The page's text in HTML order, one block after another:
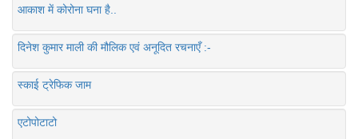
आकाश में कोरोना घना है..
दिनेश कुमार माली की मौलिक एवं अनूदित रचनाएँ :-
स्काई ट्रेफिक जाम
एटोपोटाटो